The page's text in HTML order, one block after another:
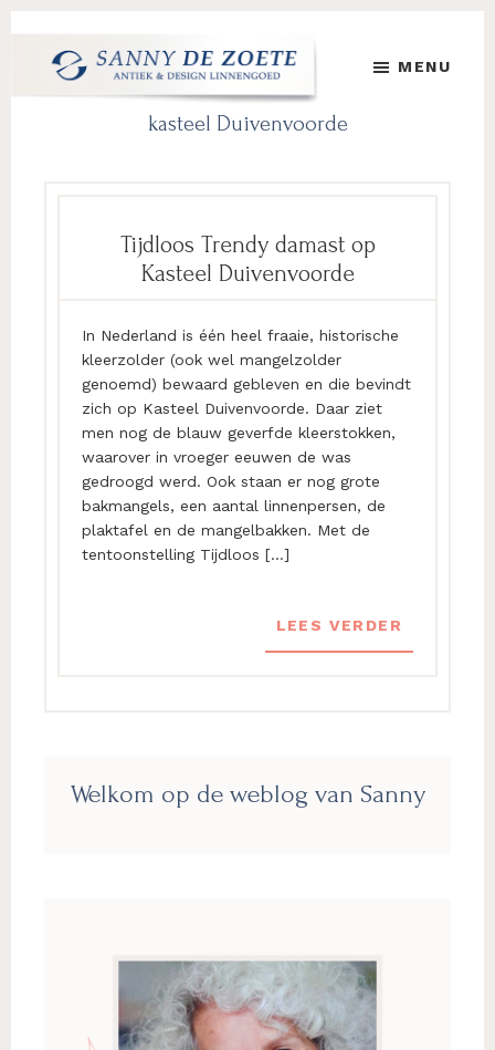
hoofd
eerste
voettekst
MENU
kasteel Duivenvoorde
Tijdloos Trendy damast op
Kasteel Duivenvoorde
In Nederland is één heel fraaie, historische
kleerzolder (ook wel mangelzolder
genoemd) bewaard gebleven en die bevindt
zich op Kasteel Duivenvoorde. Daar ziet
men nog de blauw geverfde kleerstokken,
waarover in vroeger eeuwen de was
gedroogd werd. Ook staan er nog grote
bakmangels, een aantal linnenpersen, de
plaktafel en de mangelbakken. Met de
tentoonstelling Tijdloos […]
LEES VERDER
Sidebar
Welkom op de weblog van Sanny